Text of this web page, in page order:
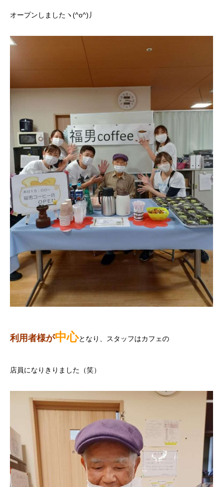
オープンしましたヽ(^o^)丿
利用者様が中心となり、スタッフはカフェの
店員になりきりました（笑）